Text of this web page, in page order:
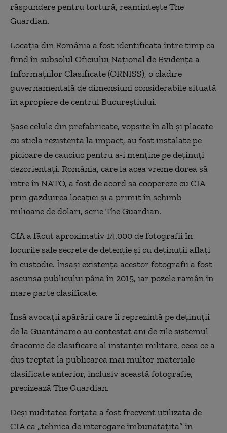
răspundere pentru tortură, reaminteşte The
Guardian.
Locaţia din România a fost identificată între timp ca
fiind în subsolul Oficiului Naţional de Evidenţă a
Informaţiilor Clasificate (ORNISS), o clădire
guvernamentală de dimensiuni considerabile situată
în apropiere de centrul Bucureştiului.
Şase celule din prefabricate, vopsite în alb şi placate
cu sticlă rezistentă la impact, au fost instalate pe
picioare de cauciuc pentru a-i menţine pe deţinuţi
dezorientaţi. România, care la acea vreme dorea să
intre în NATO, a fost de acord să coopereze cu CIA
prin găzduirea locaţiei şi a primit în schimb
milioane de dolari, scrie The Guardian.
CIA a făcut aproximativ 14.000 de fotografii în
locurile sale secrete de detenţie şi cu deţinuţii aflaţi
în custodie. Însăşi existenţa acestor fotografii a fost
ascunsă publicului până în 2015, iar pozele rămân în
mare parte clasificate.
Însă avocaţii apărării care îi reprezintă pe deţinuţii
de la Guantánamo au contestat ani de zile sistemul
draconic de clasificare al instanţei militare, ceea ce a
dus treptat la publicarea mai multor materiale
clasificate anterior, inclusiv această fotografie,
precizează The Guardian.
Deşi nuditatea forţată a fost frecvent utilizată de
CIA ca „tehnică de interogare îmbunătăţită” în